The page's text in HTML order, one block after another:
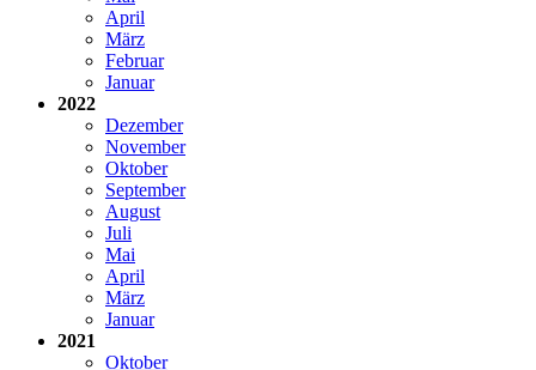
April
März
Februar
Januar
2022
Dezember
November
Oktober
September
August
Juli
Mai
April
März
Januar
2021
Oktober